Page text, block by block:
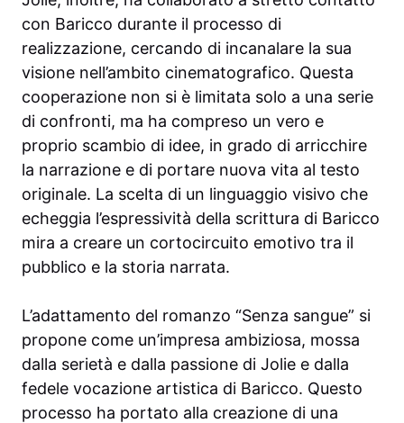
con Baricco durante il processo di
realizzazione, cercando di incanalare la sua
visione nell’ambito cinematografico. Questa
cooperazione non si è limitata solo a una serie
di confronti, ma ha compreso un vero e
proprio scambio di idee, in grado di arricchire
la narrazione e di portare nuova vita al testo
originale. La scelta di un linguaggio visivo che
echeggia l’espressività della scrittura di Baricco
mira a creare un cortocircuito emotivo tra il
pubblico e la storia narrata.
L’adattamento del romanzo “Senza sangue” si
propone come un’impresa ambiziosa, mossa
dalla serietà e dalla passione di Jolie e dalla
fedele vocazione artistica di Baricco. Questo
processo ha portato alla creazione di una